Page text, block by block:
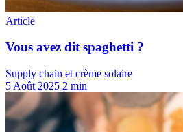
Supply chain et crème solaire
5 Août 2025 2 min